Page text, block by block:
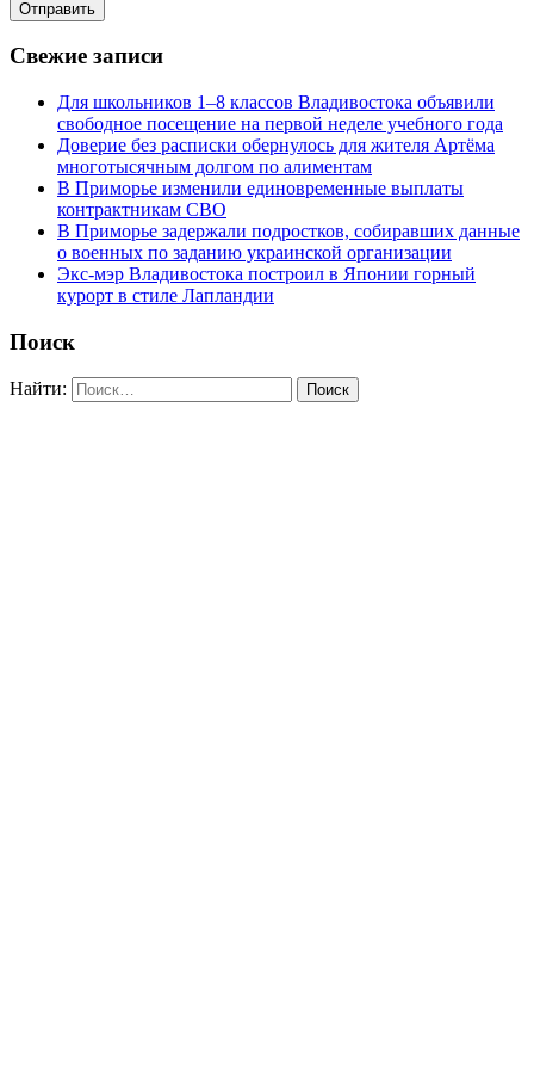
Свежие записи
Для школьников 1–8 классов Владивостока объявили
свободное посещение на первой неделе учебного года
Доверие без расписки обернулось для жителя Артёма
многотысячным долгом по алиментам
В Приморье изменили единовременные выплаты
контрактникам СВО
В Приморье задержали подростков, собиравших данные
о военных по заданию украинской организации
Экс-мэр Владивостока построил в Японии горный
курорт в стиле Лапландии
Поиск
Найти: